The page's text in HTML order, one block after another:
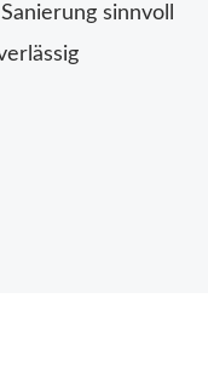
sinnvoll